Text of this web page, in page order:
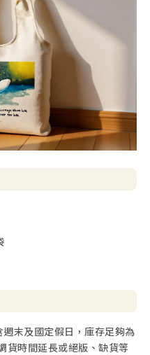
末及國定假日，庫存足夠為
貨時間延長或絕版、缺貨等